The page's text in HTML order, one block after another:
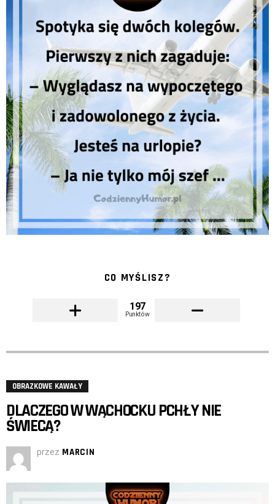
CO MYŚLISZ?
197
Punktów
OBRAZKOWE KAWAŁY
DLACZEGO W WĄCHOCKU PCHŁY NIE
ŚWIECĄ?
przez MARCIN